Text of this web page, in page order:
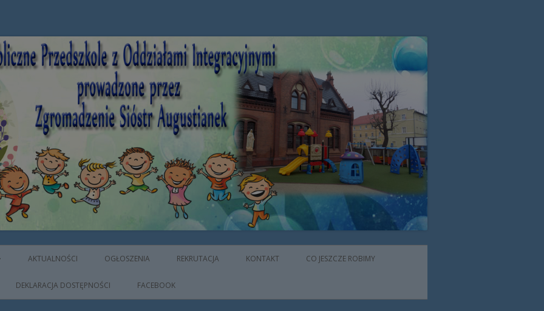
Oddziałami Integracyjnymi prowadzone przez Zgromadzenie Sióstr
AKTUALNOŚCI OGŁOSZENIA REKRUTACJA KONTAKT CO JESZCZE ROBIMY
DEKLARACJA DOSTĘPNOŚCI FACEBOOK